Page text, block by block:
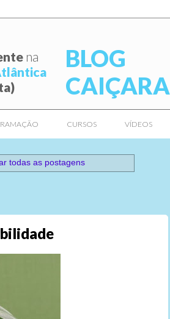
na
BLOG
CAIÇARA
CURSOS VÍDEOS
todas as postagens